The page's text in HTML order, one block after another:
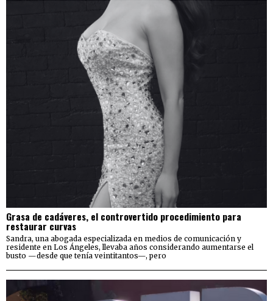
Grasa de cadáveres, el controvertido procedimiento para
restaurar curvas
Sandra, una abogada especializada en medios de comunicación y
residente en Los Ángeles, llevaba años considerando aumentarse el
busto —desde que tenía veintitantos—, pero